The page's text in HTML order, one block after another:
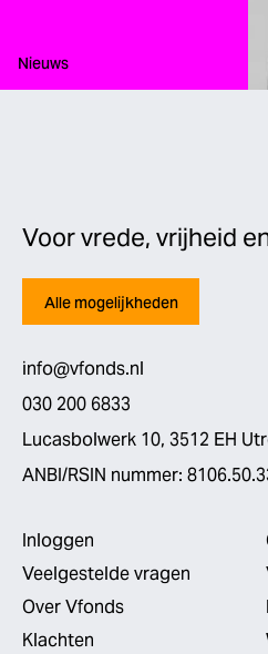
Type:
Nieuws
Voor vrede, vrijheid
Alle mogelijkheden
info@vfonds.nl
030 200 6833
Lucasbolwerk 10, 3512 EH
ANBI/RSIN nummer:
Inloggen
Veelgestelde vragen
Over Vfonds
Klachten